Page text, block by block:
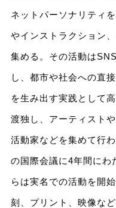
ネットパーソナリティ
やインストラクション
集める。その活動は
し、都市や社会への直
を生み出す実践として
渡独し、アーティスト
活動家などを集めて行
の国際会議に4年間にわ
らは実名での活動を開
刻、プリント、映像な